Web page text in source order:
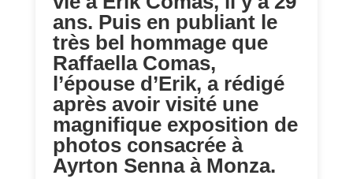
ans. Puis en publiant le
très bel hommage que
Raffaella Comas,
l’épouse d’Erik, a rédigé
après avoir visité une
magnifique exposition de
photos consacrée à
Ayrton Senna à Monza.